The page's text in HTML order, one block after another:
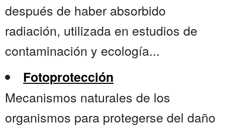
después de haber absorbido
radiación, utilizada en estudios de
contaminación y ecología...
Fotoprotección
Mecanismos naturales de los
organismos para protegerse del daño